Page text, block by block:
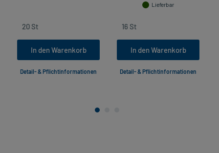
In den Warenkorb
Detail- & Pflichtinformationen
Lieferbar
In den Warenkorb
Detail- & Pflichtinformationen